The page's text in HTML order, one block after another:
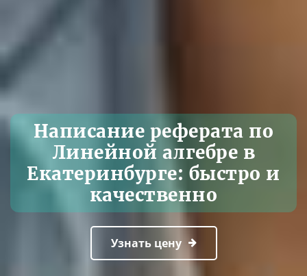
Написание реферата по
Линейной алгебре в
Екатеринбурге: быстро и
качественно
Узнать цену